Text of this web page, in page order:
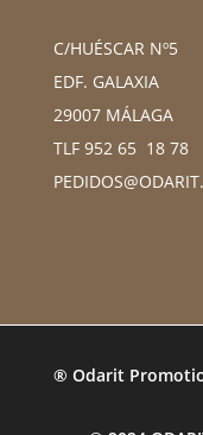
C/HUÉSCAR Nº5
EDF. GALAXIA
29007 MÁLAGA
TLF 952 65 18 78
® Odarit